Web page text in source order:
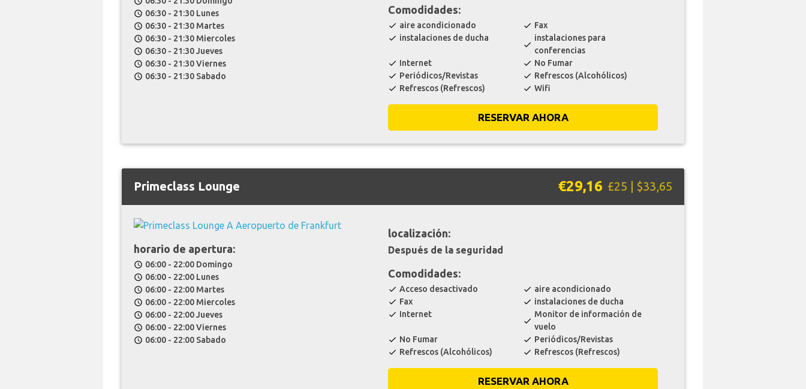
schedule 06:30 - 21:30 Lunes
schedule 06:30 - 21:30 Martes
schedule 06:30 - 21:30 Miercoles
schedule 06:30 - 21:30 Jueves
schedule 06:30 - 21:30 Viernes
schedule 06:30 - 21:30 Sabado
Comodidades:
check aire acondicionado check Fax
check instalaciones de ducha
check
instalaciones para
conferencias
check Internet check No Fumar
check Periódicos/Revistas check Refrescos (Alcohólicos)
check Refrescos (Refrescos) check Wifi
RESERVAR AHORA
Primeclass Lounge €29,16 £25 | $33,65
horario de apertura:
schedule 06:00 - 22:00 Domingo
schedule 06:00 - 22:00 Lunes
schedule 06:00 - 22:00 Martes
schedule 06:00 - 22:00 Miercoles
schedule 06:00 - 22:00 Jueves
schedule 06:00 - 22:00 Viernes
schedule 06:00 - 22:00 Sabado
localización:
Después de la seguridad
Comodidades:
check Acceso desactivado check aire acondicionado
check Fax check instalaciones de ducha
check Internet
check
Monitor de información de
vuelo
check No Fumar check Periódicos/Revistas
check Refrescos (Alcohólicos) check Refrescos (Refrescos)
RESERVAR AHORA